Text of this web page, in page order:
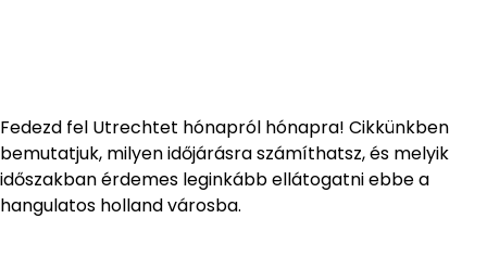
Fedezd fel Utrechtet hónapról hónapra! Cikkünkben
bemutatjuk, milyen időjárásra számíthatsz, és melyik
időszakban érdemes leginkább ellátogatni ebbe a
hangulatos holland városba.